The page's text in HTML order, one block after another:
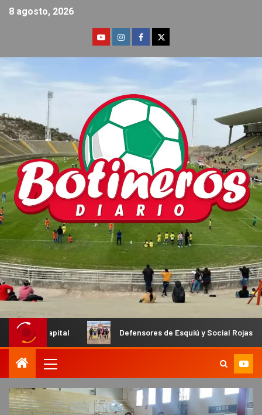
8 agosto, 2026
Defensores de Esquiú y Social Rojas abren las